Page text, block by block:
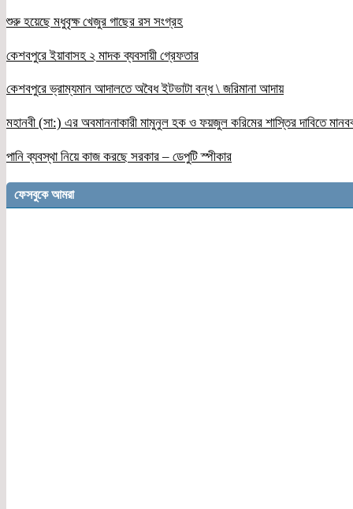
শুরু হয়েছে মধুবৃক্ষ খেজুর গাছের রস সংগ্রহ
কেশবপুরে ইয়াবাসহ ২ মাদক ব্যবসায়ী গ্রেফতার
কেশবপুরে ভ্রাম্যমান আদালতে অবৈধ ইটভাটা বন্ধ \ জরিমানা আদায়
মহানবী (সা:) এর অবমাননাকারী মামুনুল হক ও ফয়জুল করিমের শাস্তির দাবিতে
পানি ব্যবস্থা নিয়ে কাজ করছে সরকার – ডেপুটি স্পীকার
ফেসবুকে আমরা